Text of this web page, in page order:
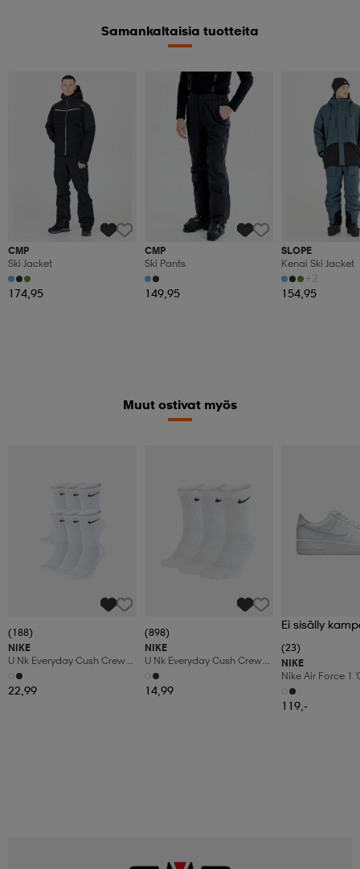
Samankaltaisia tuotteita
CMP
Ski Jacket
174,95
CMP
Ski Pants
149,95
SLOPE
Kenai Ski Jacket
+2
154,95
Muut ostivat myös
(188)
NIKE
U Nk Everyday Cush Crew
6pr-Bd
22,99
(898)
NIKE
U Nk Everyday Cush Crew
3pr
14,99
Ei sisälly
(23)
NIKE
Nike Air Force 1
Shoes
119,-